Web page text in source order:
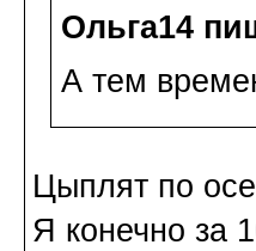
Ольга14
А тем
Цыплят по
Я конечно за